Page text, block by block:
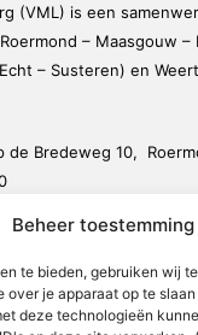
Beheer toestemming
te bieden, gebruiken wij
over je apparaat op te
deze technologieën
(VML) is een
– Maasgouw –
– Susteren) en
de Bredeweg 10,